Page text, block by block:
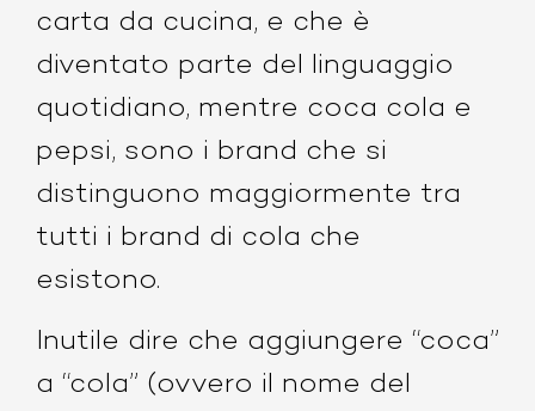
carta da cucina, e che è
diventato parte del linguaggio
quotidiano, mentre coca cola e
pepsi, sono i brand che si
distinguono maggiormente tra
tutti i brand di cola che
esistono.
Inutile dire che aggiungere “coca”
a “cola” (ovvero il nome del